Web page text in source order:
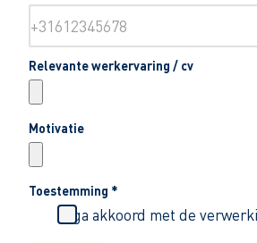
Relevante werkervaring / cv
Motivatie
Toestemming *
Ik ga akkoord met de